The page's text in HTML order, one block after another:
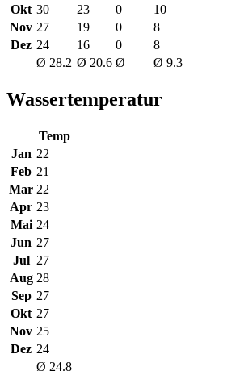
Okt 30 23 0
10
Nov 27 19 0
8
Dez 24 16 0
8
Ø 28.2 Ø 20.6 Ø Ø 9.3
Wassertemperatur
Temp
Jan 22
Feb 21
Mar 22
Apr 23
Mai 24
Jun 27
Jul 27
Aug 28
Sep 27
Okt 27
Nov 25
Dez 24
Ø 24.8